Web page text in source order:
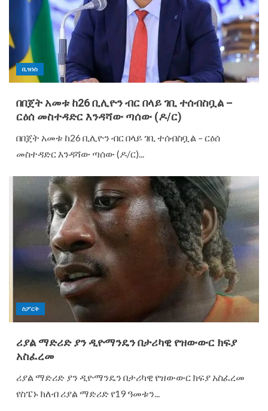
ቢዝነስ
በበጀት አመቱ ከ26 ቢሊዮን ብር በላይ ገቢ ተሰብስቧል –
ርዕሰ መስተዳድር እንዳሻው ጣሰው (ዶ/ር)
በበጀት አመቱ ከ26 ቢሊዮን ብር በላይ ገቢ ተሰብስቧል – ርዕሰ
መስተዳድር እንዳሻው ጣሰው (ዶ/ር)...
ስፖርት
ሪያል ማድሪድ ያን ዲዮማንዴን በታሪካዊ የዝውውር ክፍያ
አስፈረመ
ሪያል ማድሪድ ያን ዲዮማንዴን በታሪካዊ የዝውውር ክፍያ አስፈረመ
የስፔኑ ክለብ ሪያል ማድሪድ የ19 ዓመቱን...